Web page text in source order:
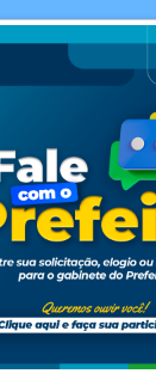
Secretarias
Gestão
de 2021